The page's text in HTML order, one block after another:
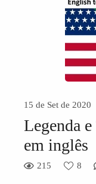
15 de Set de 2020
Legenda
em inglês
215 8